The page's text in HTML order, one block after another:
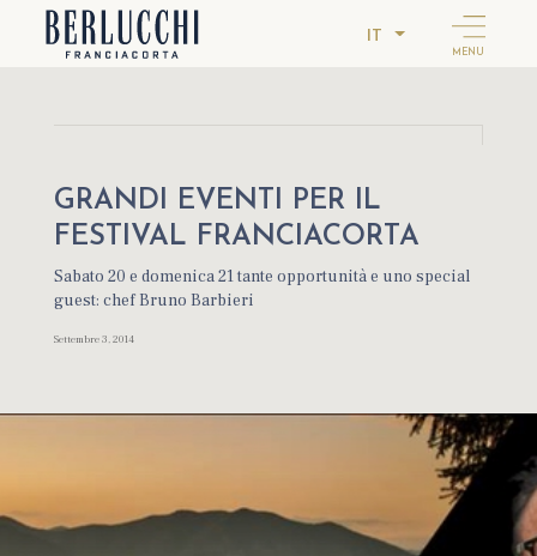
IT
MENU
GRANDI EVENTI PER IL
FESTIVAL FRANCIACORTA
Sabato 20 e domenica 21 tante opportunità e uno special
guest: chef Bruno Barbieri
Settembre 3, 2014